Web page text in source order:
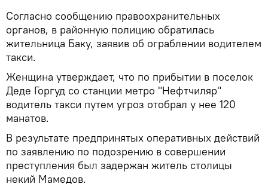
Согласно сообщению правоохранительных
органов, в районную полицию обратилась
жительница Баку, заявив об ограблении водителем
такси.
Женщина утверждает, что по прибытии в поселок
Деде Горгуд со станции метро "Нефтчиляр"
водитель такси путем угроз отобрал у нее 120
манатов.
В результате предпринятых оперативных действий
по заявлению по подозрению в совершении
преступления был задержан житель столицы
некий Мамедов.